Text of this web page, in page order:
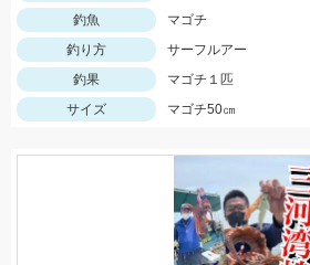
釣魚
マゴチ
釣り方
サーフルアー
釣果
マゴチ１匹
サイズ
マゴチ50㎝